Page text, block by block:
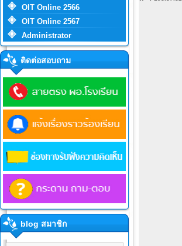
OIT Online 2566
OIT Online 2567
Administrator
ติดต่อสอบถาม
blog สมาชิก